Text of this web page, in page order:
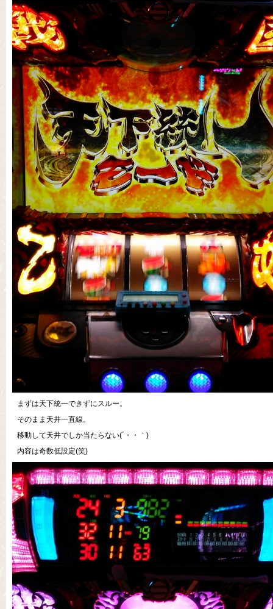
まずは天下統一できずにスルー。
そのまま天井一直線。
移動して天井でしか当たらない(´・・｀)
内容は奇数低設定(笑)